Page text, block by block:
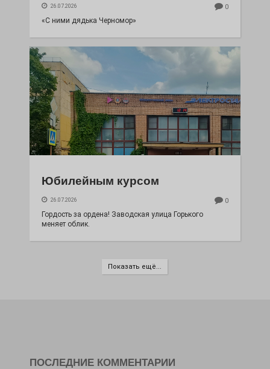
26.07.2026 0
«С ними дядька Черномор»
Юбилейным курсом
26.07.2026 0
Гордость за ордена! Заводская улица Горького
меняет облик.
Показать ещё...
ПОСЛЕДНИЕ КОММЕНТАРИИ